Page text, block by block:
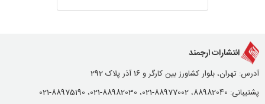
انتشارات ارجمند
آدرس: تهران، بلوار کشاورز بین کارگر و 16 آذر پلاک 292
پشتیبانی: 88982040، 88977002-021، 88982030-021، 88975190-021